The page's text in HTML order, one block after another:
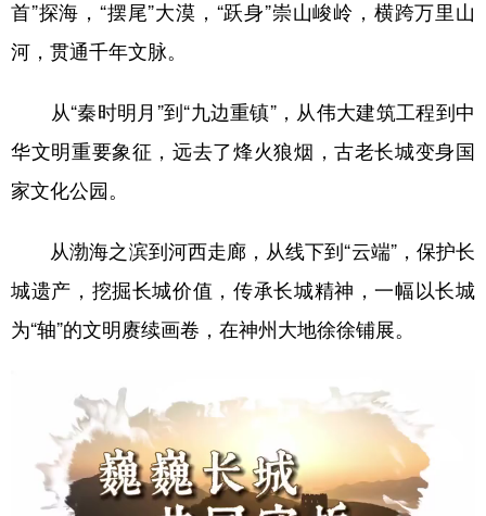
多语种频道
English
Русский язык 日本語 한국어
Deutsch Português
首”探海，“摆尾”大漠，“跃身”崇山峻岭，横跨万里山
河，贯通千年文脉。
从“秦时明月”到“九边重镇”，从伟大建筑工程到中
华文明重要象征，远去了烽火狼烟，古老长城变身国
家文化公园。
从渤海之滨到河西走廊，从线下到“云端”，保护长
城遗产，挖掘长城价值，传承长城精神，一幅以长城
为“轴”的文明赓续画卷，在神州大地徐徐铺展。